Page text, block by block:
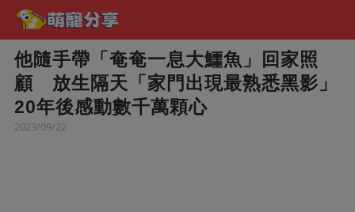
他隨手帶「奄奄一息大鱷魚」回家照
顧 放生隔天「家門出現最熟悉黑影」
20年後感動數千萬顆心
2023/09/22